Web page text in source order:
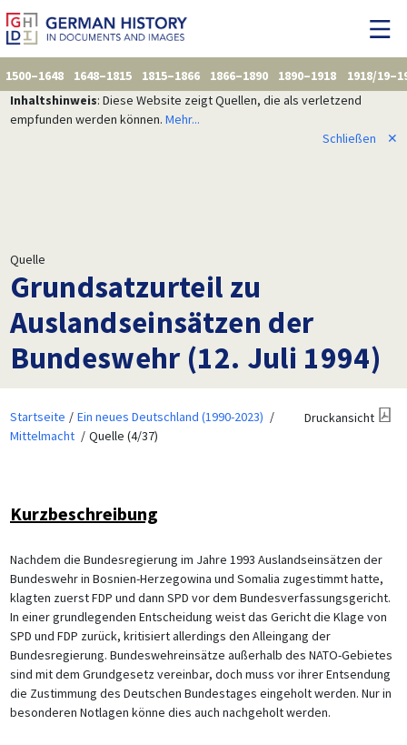
1500–1648 1648–1815 1815–1866 1866–1890 1890–1918
1918/
Inhaltshinweis: Diese Website zeigt Quellen, die als verletzend
empfunden werden können. Mehr...
Schließen
✕
Quelle
Grundsatzurteil zu
Auslandseinsätzen der
Bundeswehr (12. Juli 1994)
Startseite
Ein neues Deutschland (1990-2023)
Mittelmacht
Quelle (4/37)
Druckansicht
Kurzbeschreibung
Nachdem die Bundesregierung im Jahre 1993 Auslandseinsätzen der
Bundeswehr in Bosnien-Herzegowina und Somalia zugestimmt hatte,
klagten zuerst FDP und dann SPD vor dem Bundesverfassungsgericht.
In einer grundlegenden Entscheidung weist das Gericht die Klage von
SPD und FDP zurück, kritisiert allerdings den Alleingang der
Bundesregierung. Bundeswehreinsätze außerhalb des NATO-Gebietes
sind mit dem Grundgesetz vereinbar, doch muss vor ihrer Entsendung
die Zustimmung des Deutschen Bundestages eingeholt werden. Nur in
besonderen Notlagen könne dies auch nachgeholt werden.